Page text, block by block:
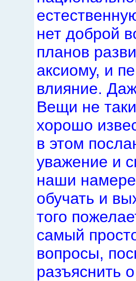
нет доброй
планов
аксиому, и
влияние.
Вещи не
хорошо
в этом
уважение и
наши
обучать и
того
самый
вопросы,
разъяснить